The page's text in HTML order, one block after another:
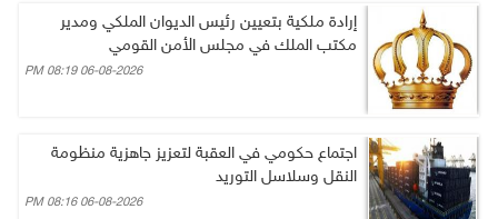
إرادة ملكية بتعيين رئيس الديوان الملكي ومدير
مكتب الملك في مجلس الأمن القومي
06-08-2026 08:19 PM
اجتماع حكومي في العقبة لتعزيز جاهزية منظومة
النقل وسلاسل التوريد
06-08-2026 08:16 PM